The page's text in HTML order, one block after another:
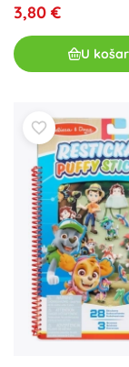
3,80 €
U